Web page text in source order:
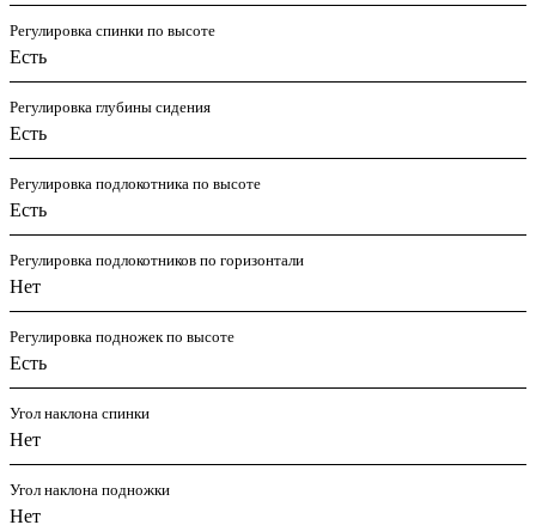
Регулировка спинки по высоте
Есть
Регулировка глубины сидения
Есть
Регулировка подлокотника по высоте
Есть
Регулировка подлокотников по горизонтали
Нет
Регулировка подножек по высоте
Есть
Угол наклона спинки
Нет
Угол наклона подножки
Нет